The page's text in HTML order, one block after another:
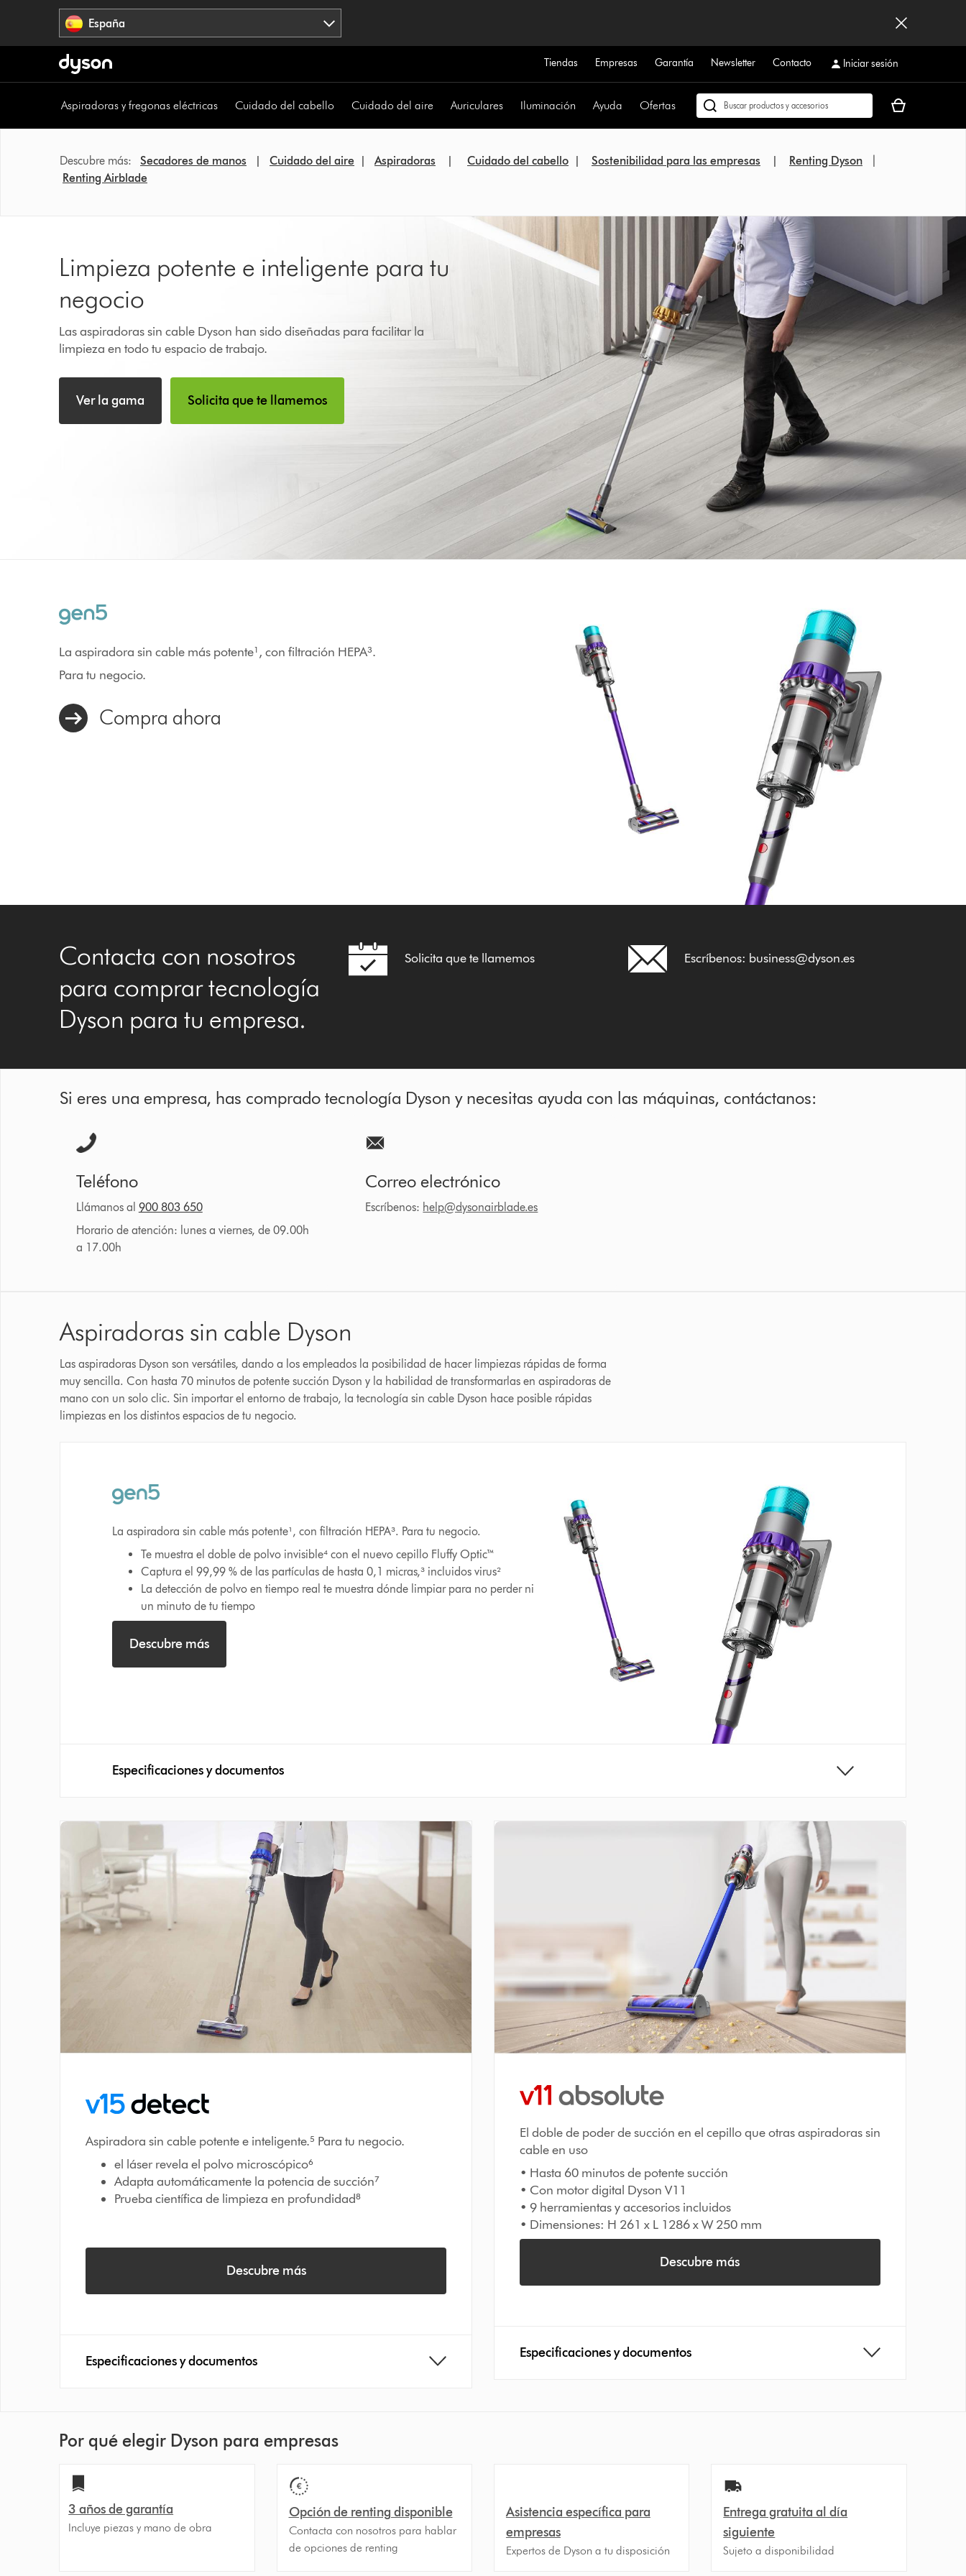
España
Tiendas Empresas Garantía Newsletter Contacto Iniciar sesión
Aspiradoras y fregonas eléctricas Cuidado del cabello Cuidado del aire Auriculares Iluminación Ayuda Ofertas
Buscar
Tu
Descubre más: Secadores de manos | Cuidado del aire | Aspiradoras | Cuidado del cabello | Sostenibilidad para las empresas | Renting Dyson
Renting Airblade
Limpieza potente e inteligente para tu
negocio
Las aspiradoras sin cable Dyson han sido diseñadas para facilitar la
limpieza en todo tu espacio de trabajo.
Ver la gama Solicita que te llamemos
La aspiradora sin cable más potente¹, con filtración HEPA³.
Para tu negocio.
Compra ahora
Contacta con nosotros
para comprar tecnología
Dyson para tu empresa.
Solicita que te llamemos Escríbenos: business@dyson.es
Si eres una empresa, has comprado tecnología Dyson y necesitas ayuda con las máquinas, contáctanos:
Teléfono
Llámanos al 900 803 650
Horario de atención: lunes a viernes, de 09.00h
a 17.00h
Correo electrónico
Escríbenos: help@dysonairblade.es
Aspiradoras sin cable Dyson
Las aspiradoras Dyson son versátiles, dando a los empleados la posibilidad de hacer limpiezas rápidas de forma
muy sencilla. Con hasta 70 minutos de potente succión Dyson y la habilidad de transformarlas en aspiradoras de
mano con un solo clic. Sin importar el entorno de trabajo, la tecnología sin cable Dyson hace posible rápidas
limpiezas en los distintos espacios de tu negocio.
La aspiradora sin cable más potente¹, con filtración HEPA³. Para tu negocio.
Te muestra el doble de polvo invisible⁴ con el nuevo cepillo Fluffy Optic™
Captura el 99,99 % de las partículas de hasta 0,1 micras,³ incluidos virus²
La detección de polvo en tiempo real te muestra dónde limpiar para no perder ni
un minuto de tu tiempo
Descubre más
Especificaciones y documentos
Aspiradora sin cable potente e inteligente.⁵ Para tu negocio.
el láser revela el polvo microscópico⁶
Adapta automáticamente la potencia de succión⁷
Prueba científica de limpieza en profundidad⁸
Descubre más
Especificaciones y documentos
El doble de poder de succión en el cepillo que otras aspiradoras sin
cable en uso
• Hasta 60 minutos de potente succión
• Con motor digital Dyson V11
• 9 herramientas y accesorios incluidos
• Dimensiones: H 261 x L 1286 x W 250 mm
Descubre más
Especificaciones y documentos
Por qué elegir Dyson para empresas
3 años de garantía
Incluye piezas y mano de obra
Opción de renting disponible
Contacta con nosotros para hablar
de opciones de renting
Asistencia específica para
empresas
Expertos de Dyson a tu disposición
Entrega gratuita al día
siguiente
Sujeto a disponibilidad